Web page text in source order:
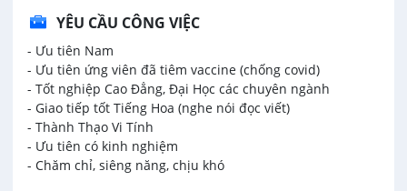
YÊU CẦU CÔNG VIỆC
- Ưu tiên Nam
- Ưu tiên ứng viên đã tiêm vaccine (chống covid)
- Tốt nghiệp Cao Đẳng, Đại Học các chuyên ngành
- Giao tiếp tốt Tiếng Hoa (nghe nói đọc viết)
- Thành Thạo Vi Tính
- Ưu tiên có kinh nghiệm
- Chăm chỉ, siêng năng, chịu khó